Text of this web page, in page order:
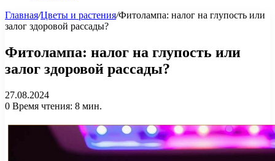
Главная/Цветы и растения/Фитолампа: налог на глупость или
залог здоровой рассады?
Фитолампа: налог на глупость или
залог здоровой рассады?
27.08.2024
0 Время чтения: 8 мин.